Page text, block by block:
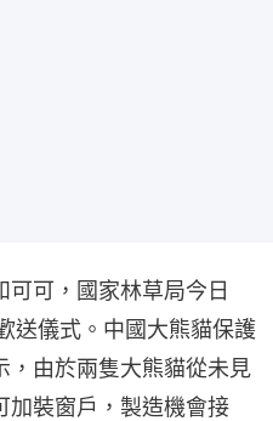
可可，國家林草局今日
送儀式。中國大熊貓保護
，由於兩隻大熊貓從未見
加裝窗戶，製造機會接